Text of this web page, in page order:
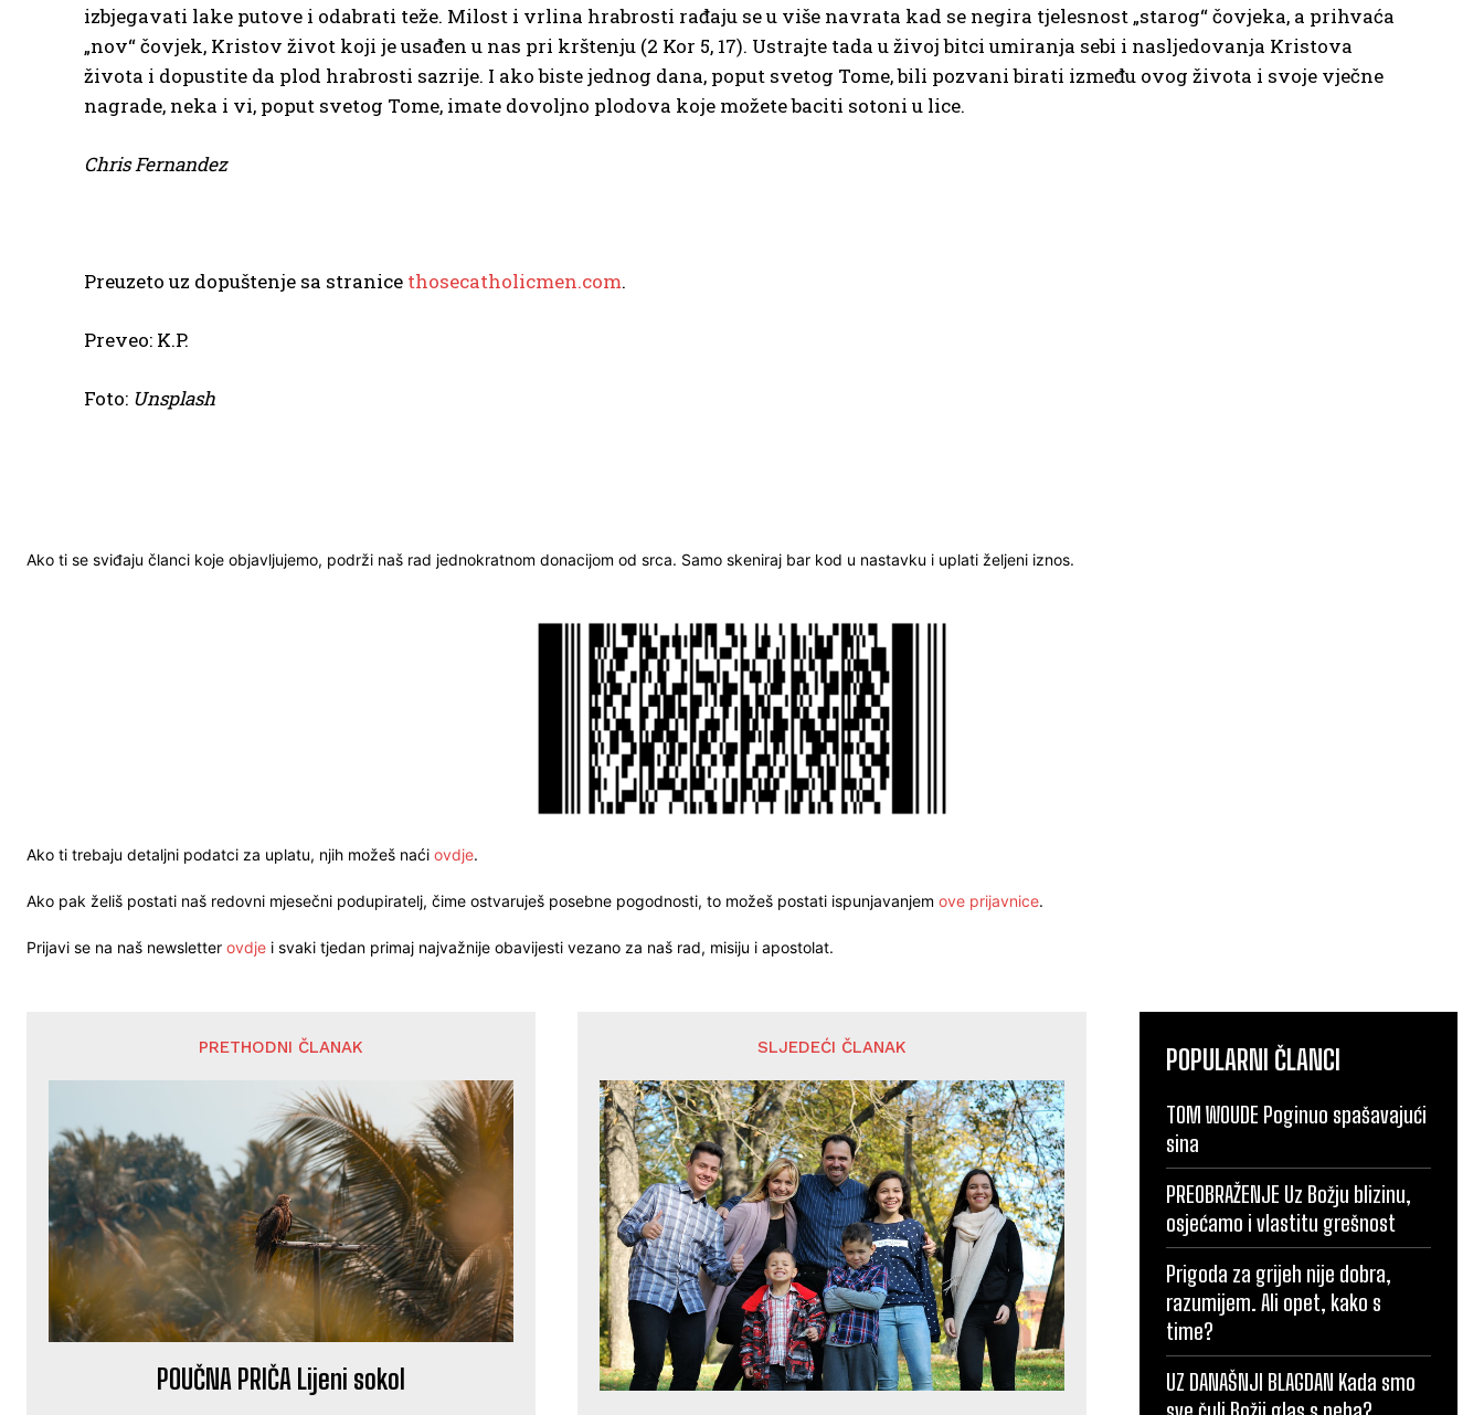
izbjegavati lake putove i odabrati teže. Milost i vrlina hrabrosti rađaju se u više navrata kad se negira tjelesnost „starog“ čovjeka, a prihvaća
„nov“ čovjek, Kristov život koji je usađen u nas pri krštenju (2 Kor 5, 17). Ustrajte tada u živoj bitci umiranja sebi i nasljedovanja Kristova
života i dopustite da plod hrabrosti sazrije. I ako biste jednog dana, poput svetog Tome, bili pozvani birati između ovog života i svoje vječne
nagrade, neka i vi, poput svetog Tome, imate dovoljno plodova koje možete baciti sotoni u lice.
Chris Fernandez
Preuzeto uz dopuštenje sa stranice thosecatholicmen.com.
Preveo: K.P.
Foto: Unsplash
Ako ti se sviđaju članci koje objavljujemo, podrži naš rad jednokratnom donacijom od srca. Samo skeniraj bar kod u nastavku i uplati željeni iznos.
Ako ti trebaju detaljni podatci za uplatu, njih možeš naći ovdje.
Ako pak želiš postati naš redovni mjesečni podupiratelj, čime ostvaruješ posebne pogodnosti, to možeš postati ispunjavanjem ove prijavnice.
Prijavi se na naš newsletter ovdje i svaki tjedan primaj najvažnije obavijesti vezano za naš rad, misiju i apostolat.
PRETHODNI ČLANAK
POUČNA PRIČA Lijeni sokol
SLJEDEĆI ČLANAK POPULARNI ČLANCI
TOM WOUDE Poginuo spašavajući
sina
PREOBRAŽENJE Uz Božju blizinu,
osjećamo i vlastitu grešnost
Prigoda za grijeh nije dobra,
razumijem. Ali opet, kako s
time?
UZ DANAŠNJI BLAGDAN Kada smo